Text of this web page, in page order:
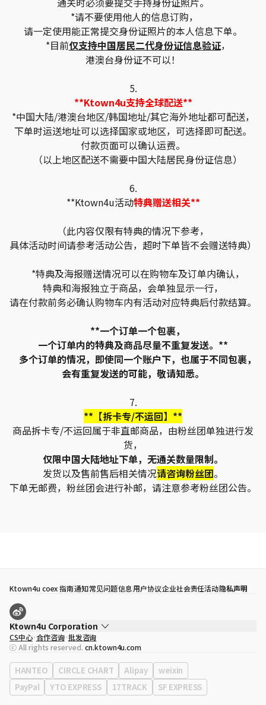
*请不要使用他人的信息订购，
请一定使用能正常提交身份证照片的本人信息下单。
*目前仅支持中国居民二代身份证信息验证，
港澳台身份证不可以！
5.
**Ktown4u支持全球配送**
*中国大陆/港澳台地区/韩国地址/其它海外地址都可配送，
下单时运送地址可以选择国家或地区，可选择即可配送。
付款页面可以确认运费。
（以上地区配送不需要中国大陆居民身份证信息）
6.
**Ktown4u活动特典赠送相关**
（此内容仅限有特典的情况下参考，
具体活动时间请参考活动公告，超时下单皆不会赠送特典）
*特典及海报赠送情况可以在购物车及订单内确认，
特典和海报独立于商品，会单独显示一行，
请在付款前务必确认购物车内有活动对应特典后付款结算。
**一个订单一个包裹，
一个订单内的特典及商品尽量不重复发送。**
多个订单的情况，即使同一个账户下，也属于不同包裹，
会有重复发送的可能，敬请知悉。
7.
**【拆卡专/不运回】**
商品拆卡专/不运回属于非直邮商品，由粉丝团单独进行发
货，
仅限中国大陆地址下单，无通关数量限制。
发货以及售前售后相关情况请咨询粉丝团。
下单无邮费，粉丝团会进行补邮，请注意参考粉丝团公告。
Ktown4u coex 指南通知常见问题信息用户协议企业社会责任活动隐私声明
Ktown4u Corporation
代表
宋効珉
营业执照 120-87-71116
公司地址 首尔特别市 江南区 岭东大路 513号 3楼 （三成洞， coex)
CS中心 合作咨询 批发咨询
ⓒ All rights reserved. cn.ktown4u.com
HANTEO CIRCLE CHART Alipay
weixin
PayPal
YTO EXPRESS 17TRACK SF EXPRESS